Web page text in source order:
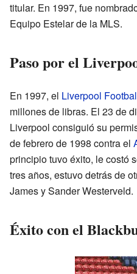
titular. En 1997, fue
Equipo Estelar de la MLS.
Paso por el
En 1997, el Liverpool
millones de libras. El 23 de
Liverpool consiguió su
de febrero de 1998 contra el
principio tuvo éxito, le costó
tres años, estuvo detrás de
James y Sander Westerveld.
Éxito con el